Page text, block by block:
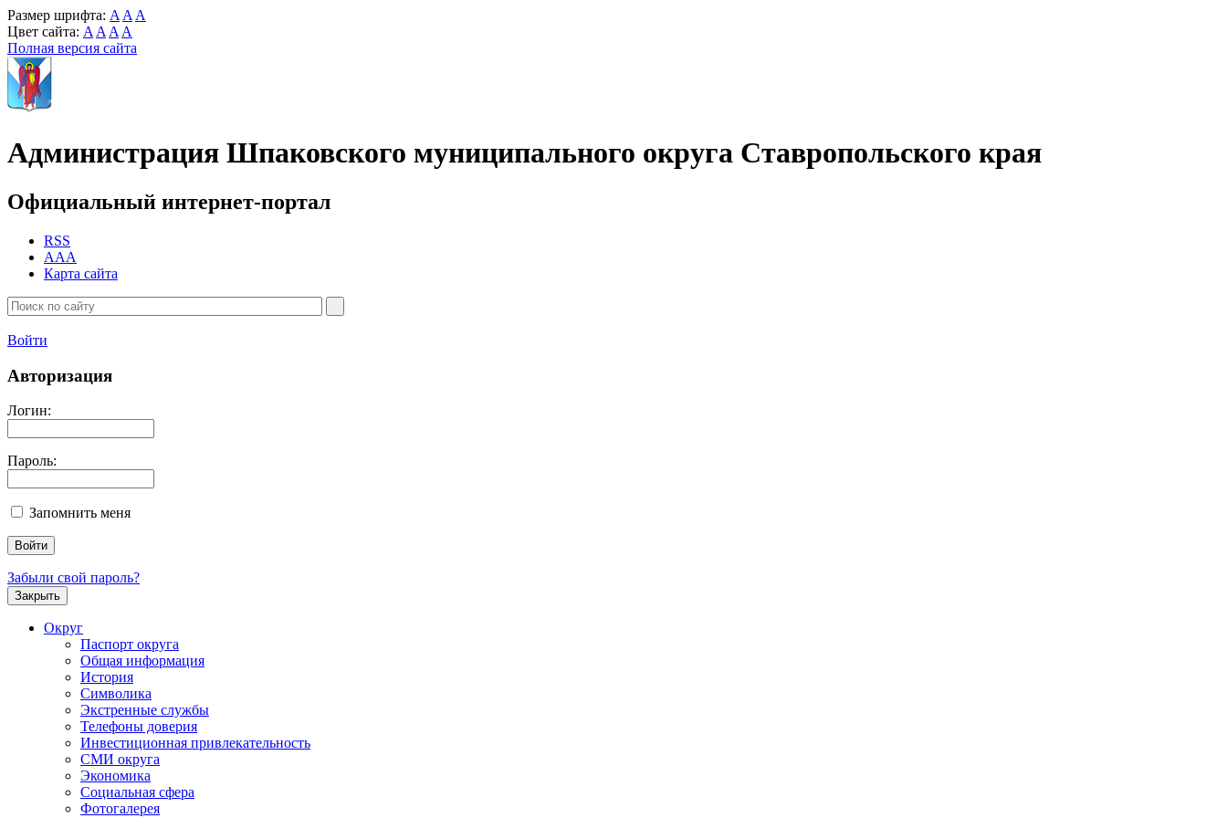
Размер шрифта: A A A
Цвет сайта: A A A A
Полная версия сайта
Администрация Шпаковского муниципального округа Ставропольского края
Официальный интернет-портал
RSS
AAA
Карта сайта
Войти
Авторизация
Логин:
Пароль:
Запомнить меня
Забыли свой пароль?
Закрыть
Округ
Паспорт округа
Общая информация
История
Символика
Экстренные службы
Телефоны доверия
Инвестиционная привлекательность
СМИ округа
Экономика
Социальная сфера
Фотогалерея